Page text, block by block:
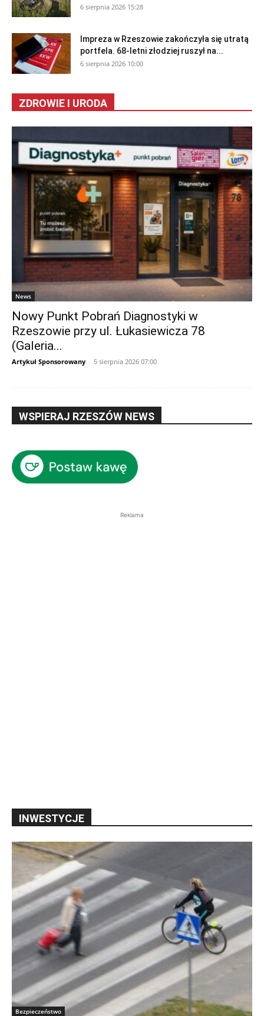
6 sierpnia 2026 15:28
Impreza w Rzeszowie zakończyła się utratą
portfela. 68-letni złodziej ruszył na...
6 sierpnia 2026 10:00
ZDROWIE I URODA
News
Nowy Punkt Pobrań Diagnostyki w
Rzeszowie przy ul. Łukasiewicza 78
(Galeria...
Artykuł Sponsorowany - 5 sierpnia 2026 07:00
WSPIERAJ RZESZÓW NEWS
Reklama
INWESTYCJE
Bezpieczeństwo